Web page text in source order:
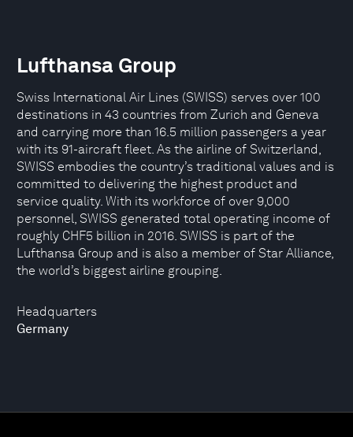
Headquarters
Germany
Lufthansa Group
Swiss International Air Lines (SWISS) serves over 100
destinations in 43 countries from Zurich and Geneva
and carrying more than 16.5 million passengers a year
with its 91-aircraft fleet. As the airline of Switzerland,
SWISS embodies the country’s traditional values and is
committed to delivering the highest product and
service quality. With its workforce of over 9,000
personnel, SWISS generated total operating income of
roughly CHF5 billion in 2016. SWISS is part of the
Lufthansa Group and is also a member of Star Alliance,
the world’s biggest airline grouping.